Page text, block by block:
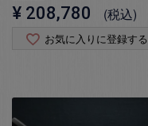
¥ 208,780 税込
お気に入りに登録する